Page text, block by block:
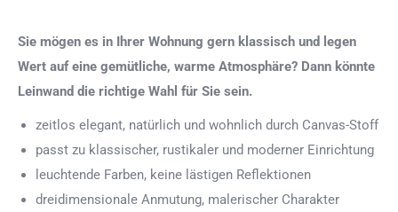
Sie mögen es in Ihrer Wohnung gern klassisch und legen
Wert auf eine gemütliche, warme Atmosphäre? Dann könnte
Leinwand die richtige Wahl für Sie sein.
zeitlos elegant, natürlich und wohnlich durch Canvas-Stoff
passt zu klassischer, rustikaler und moderner Einrichtung
leuchtende Farben, keine lästigen Reflektionen
dreidimensionale Anmutung, malerischer Charakter